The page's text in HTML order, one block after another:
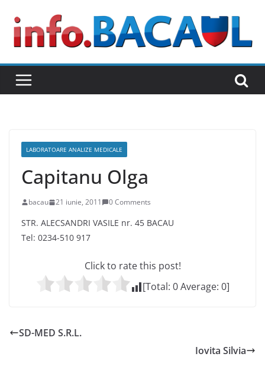
content
LABORATOARE ANALIZE MEDICALE
Capitanu Olga
bacau 21 iunie, 2011 0 Comments
STR. ALECSANDRI VASILE nr. 45 BACAU
Tel: 0234-510 917
Click to rate this post!
[Total: 0Average: 0]
SD-MED S.R.L.
Iovita Silvia